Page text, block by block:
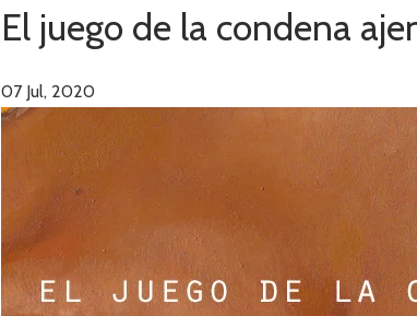
El juego de la condena
07 Jul, 2020